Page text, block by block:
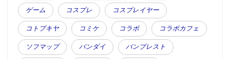
ゲーム コスプレ コスプレイヤー
コトブキヤ コミケ コラボ コラボカフェ
ソフマップ バンダイ バンプレスト